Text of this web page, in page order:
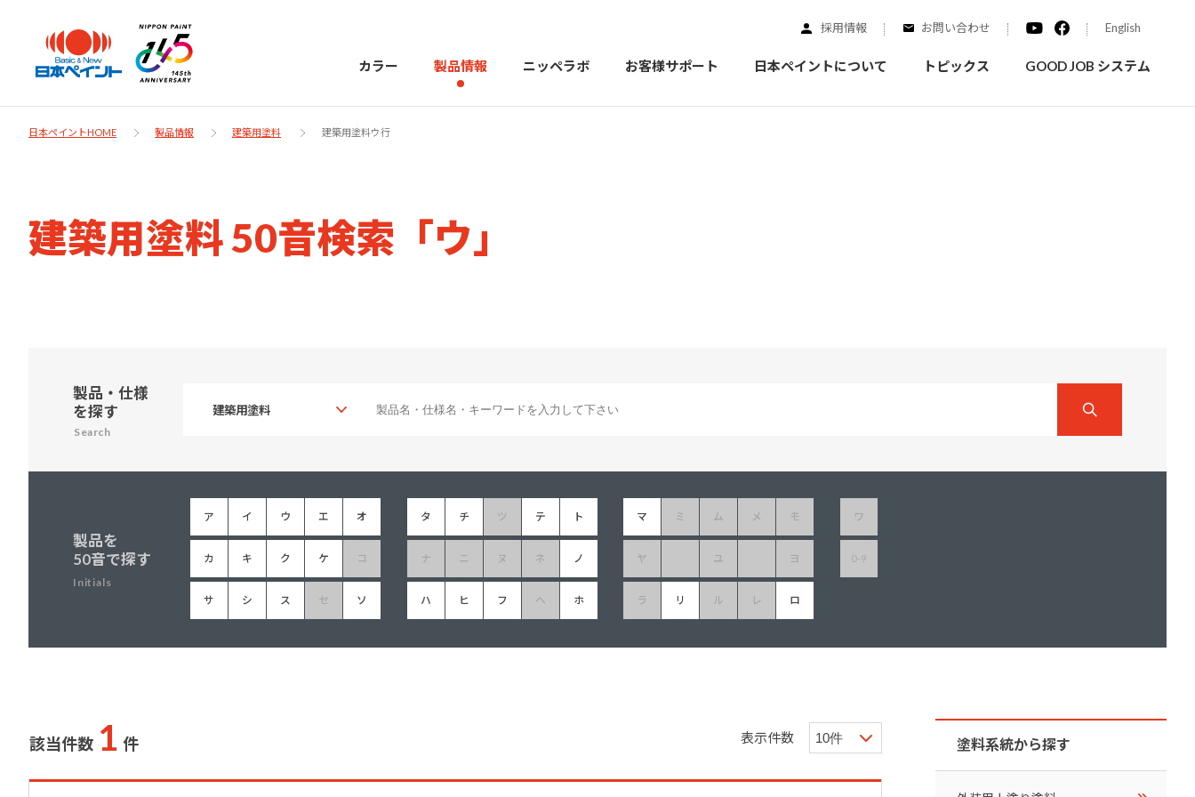
採用情報 お問い合わせ English
カラー 製品情報
建築・重防食・自動車補修用の各分野で、
幅広い製品ラインナップをご用意していま
グランセラシリーズ パーフェクトシリーズ
プロテクトン
SUSTAINA SYSTEM
グリーンループBMK
ニッペラボ
紹介します。
カラーコーディネーター戸建ておすすめ配色
塗料に関する用語を調べることができます
ダイヤモンドコート加盟施工店がお届けする
品質重視の戸建て住宅システムはこちら
お客様サポート
お客様サポー
あるご質問」をご参照ください。
販売店様向けサイト
日本ペイントについて
日本ペイント
に
物や大型構造物用、自動車の補修塗装向け
塗料の開発・製造および販売を展開。全国
意匠性とコーティング技術をご提供してま
ご利用にあたって 個人情報の取扱いについて
トピックス GOOD JOB システム
日本ペイントHOME 製品情報 建築用塗料 建築用塗料ウ行
建築用塗料 50音検索「ウ」
製品・仕様
を探す
Search
製品を
50音で探す
Initials
ア イ ウ エ オ
カ キ ク ケ コ
サ シ ス セ ソ
タ チ ツ テ ト
ナ ニ ヌ ネ ノ
ハ ヒ フ ヘ ホ
マ ミ ム メ モ
ヤ ユ ヨ
ラ リ ル レ ロ
ワ
0-9
該当件数 1 件 表示件数 塗料系統から探す